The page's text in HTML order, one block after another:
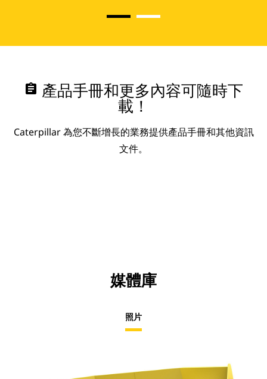
assignment 產品手冊和更多內容可隨時下
載！
Caterpillar 為您不斷增長的業務提供產品手冊和其他資訊
文件。
媒體庫
照片